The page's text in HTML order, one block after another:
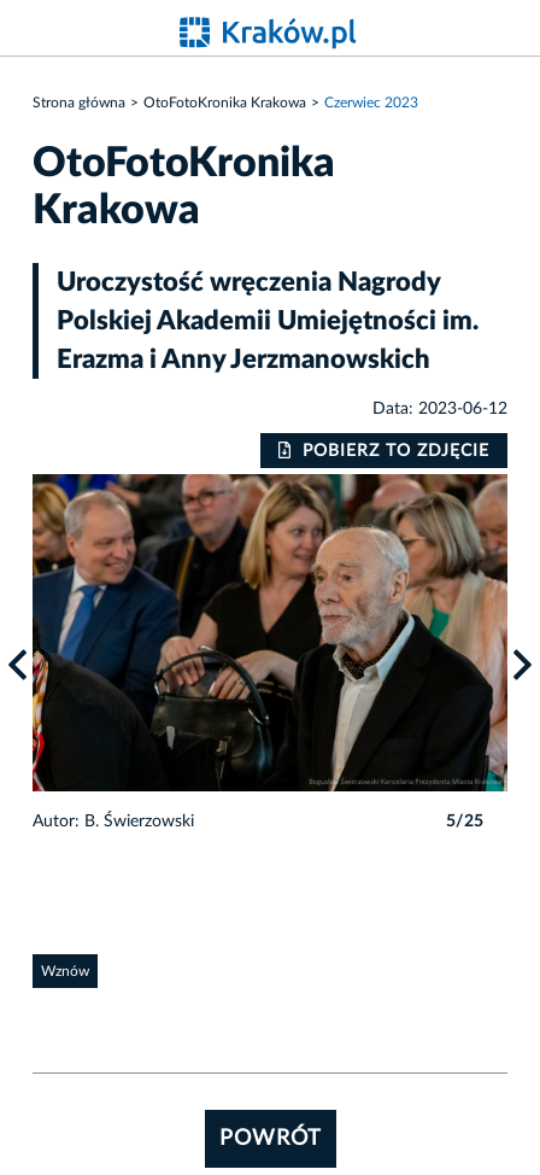
Strona główna OtoFotoKronika Krakowa Czerwiec 2023
OtoFotoKronika
Krakowa
Uroczystość wręczenia Nagrody
Polskiej Akademii Umiejętności im.
Erazma i Anny Jerzmanowskich
Data: 2023-06-12
POBIERZ TO ZDJĘCIE
Autor: B. Świerzowski 5/25
Wznów
POWRÓT